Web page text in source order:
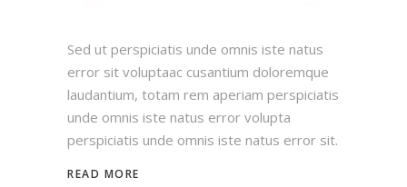
Sed ut perspiciatis unde omnis iste natus
error sit voluptaac cusantium doloremque
laudantium, totam rem aperiam perspiciatis
unde omnis iste natus error volupta
perspiciatis unde omnis iste natus error sit.
READ MORE